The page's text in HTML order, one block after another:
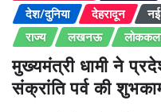
देश/दुनिया
देहरादून नई
राज्य
लखनऊ
मुख्यमंत्री धामी ने
संक्रांति पर्व की